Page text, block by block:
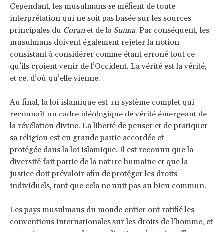
Cependant, les musulmans se méfient de toute
interprétation qui ne soit pas basée sur les sources
principales du Coranet de la Sunna. Par conséquent, les
musulmans doivent également rejeter la notion
consistant à considérer comme étant erroné tout ce
qu’ils croient venir de l’Occident. La vérité est la vérité,
et ce, d’où qu’elle vienne.
Au final, la loi islamique est un système complet qui
reconnaît un cadre idéologique de vérité émergeant de
la révélation divine. La liberté de penser et de pratiquer
sa religion est en grande partie accordée et
protégée dans la loi islamique. Il est reconnu que la
diversité fait partie de la nature humaine et que la
justice doit prévaloir afin de protéger les droits
individuels, tant que cela ne nuit pas au bien commun.
Les pays musulmans du monde entier ont ratifié les
conventions internationales sur les droits de l’homme, et